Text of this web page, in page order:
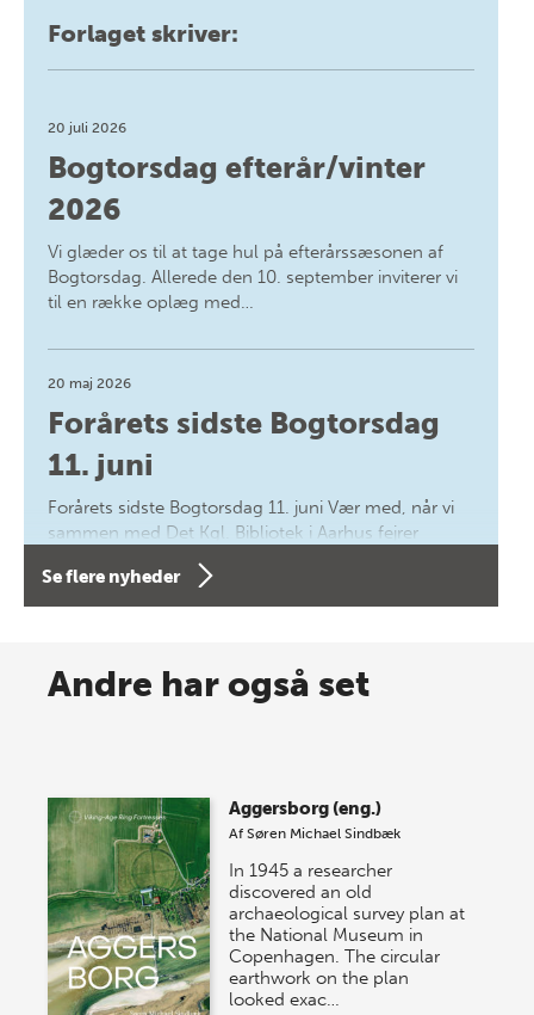
Forlaget skriver:
20 juli 2026
Bogtorsdag efterår/vinter
2026
Vi glæder os til at tage hul på efterårssæsonen af
Bogtorsdag. Allerede den 10. september inviterer vi
til en række oplæg med…
20 maj 2026
Forårets sidste Bogtorsdag
11. juni
Forårets sidste Bogtorsdag 11. juni Vær med, når vi
sammen med Det Kgl. Bibliotek i Aarhus fejrer
forfatterne bag vores nyes…
Spar op til 70% til sommer-
onsdag den 10. j…
Se flere nyheder
Andre har også set
Aggersborg (eng.)
AfSøren Michael Sindbæk
In 1945 a researcher
discovered an old
archaeological survey plan at
the National Museum in
Copenhagen. The circular
earthwork on the plan
looked exac…